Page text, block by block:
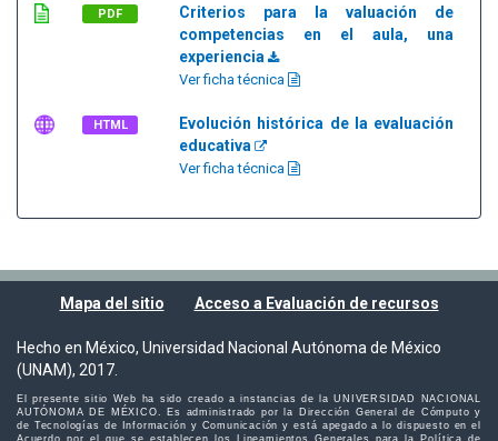
PDF
Criterios para la valuación de
competencias en el aula, una
experiencia
Ver ficha técnica
HTML
Evolución histórica de la evaluación
educativa
Ver ficha técnica
Mapa del sitio Acceso a Evaluación de recursos
Hecho en México, Universidad Nacional Autónoma de México
(UNAM), 2017.
El presente sitio Web ha sido creado a instancias de la UNIVERSIDAD NACIONAL
AUTÓNOMA DE MÉXICO. Es administrado por la Dirección General de Cómputo y
de Tecnologías de Información y Comunicación y está apegado a lo dispuesto en el
Acuerdo por el que se establecen los Lineamientos Generales para la Política de